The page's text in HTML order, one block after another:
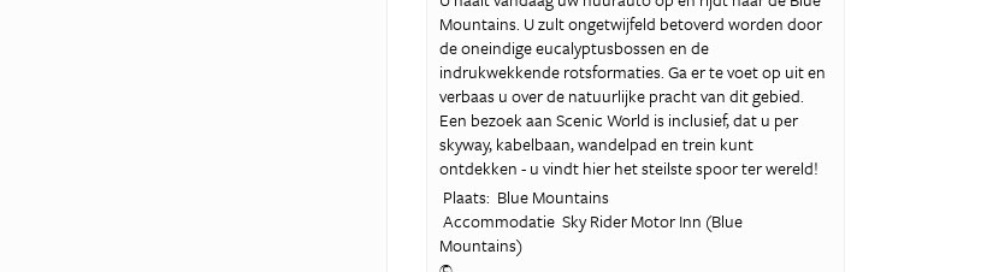
Mountains. U zult ongetwijfeld betoverd worden door
de oneindige eucalyptusbossen en de
indrukwekkende rotsformaties. Ga er te voet op uit en
verbaas u over de natuurlijke pracht van dit gebied.
Een bezoek aan Scenic World is inclusief, dat u per
skyway, kabelbaan, wandelpad en trein kunt
ontdekken - u vindt hier het steilste spoor ter wereld!
Plaats: Blue Mountains
Accommodatie Sky Rider Motor Inn (Blue
Mountains)